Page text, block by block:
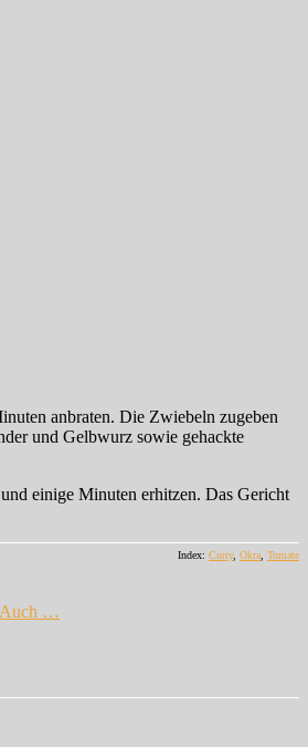
anbraten. Die Zwiebeln zugeben
und Gelbwurz sowie gehackte
einige Minuten erhitzen. Das Gericht
Index: Curry, Okra, Tomate
…